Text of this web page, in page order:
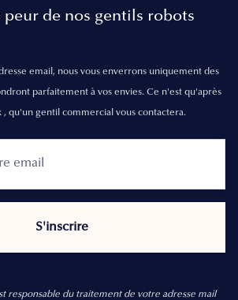
peur de nos gentils robots
email, nous vous enverrons uniquement des
parfaitement à vos envies. Ce n'est qu'après
, qu'un gentil commercial vous contactera.
responsable du traitement de votre adresse mail